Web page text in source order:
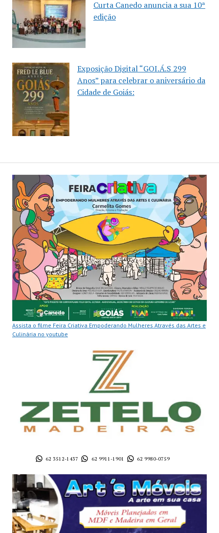
Curta Canedo anuncia a sua 10ª
edição
Exposição Digital “GOI.Á.S 299
Anos” para celebrar o aniversário da
Cidade de Goiás:
Assista o filme Feira Criativa Empoderando Mulheres Através das Artes e
Culinária no youtube
62 3512-1437 62 9911-1901 62 9980-0759